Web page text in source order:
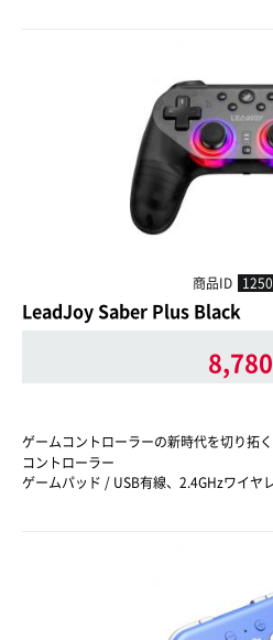
商品ID
LeadJoy Saber Plus Black
8,780
ゲームコントローラーの新時代を切り拓
コントローラー
ゲームパッド / USB有線、2.4GHzワイ